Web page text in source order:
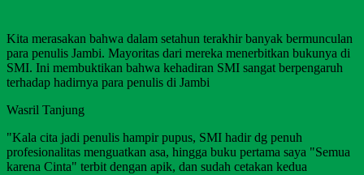
Kita merasakan bahwa dalam setahun terakhir banyak bermunculan
para penulis Jambi. Mayoritas dari mereka menerbitkan bukunya di
SMI. Ini membuktikan bahwa kehadiran SMI sangat berpengaruh
terhadap hadirnya para penulis di Jambi
Wasril Tanjung
"Kala cita jadi penulis hampir pupus, SMI hadir dg penuh
profesionalitas menguatkan asa, hingga buku pertama saya "Semua
karena Cinta" terbit dengan apik, dan sudah cetakan kedua